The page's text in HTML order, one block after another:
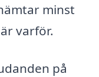
minst
varför.
på